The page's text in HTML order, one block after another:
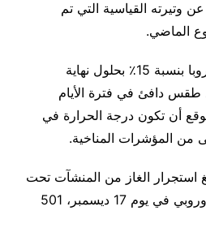
وتيرته القياسية التي تم
الماضي.
وانخفض سعر الغاز في أوروبا بنسبة 15٪ بحلول نهاية
طقس دافئ في فترة الأيام
أن تكون درجة الحرارة في
من المؤشرات المناخية.
استجرار الغاز من المنشآت تحت
الأرضية في دول الاتحاد الأوروبي في يوم 17 ديسمبر، 501